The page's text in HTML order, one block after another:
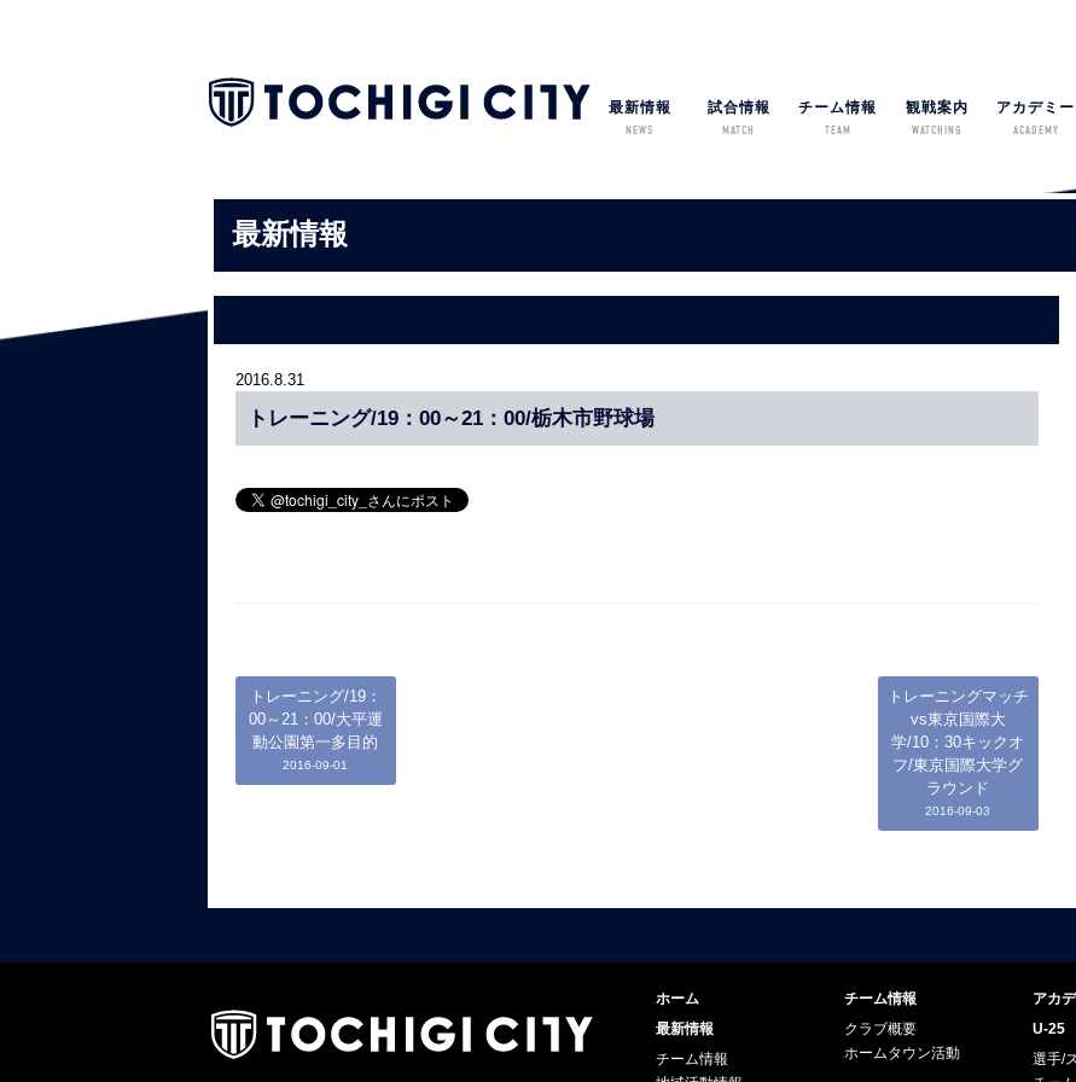
最新情報
NEWS
試合情報
MATCH
チーム情報
TEAM
観戦案内
WATCHING
アカデミー
ACADEMY
最新情報
2016.8.31
トレーニング/19：00～21：00/栃木市野球場
トレーニング/19：
00～21：00/大平運
動公園第一多目的
2016-09-01
トレーニングマッチ
vs東京国際大
学/10：30キックオ
フ/東京国際大学グ
ラウンド
2016-09-03
ホーム
最新情報
チーム情報
チーム情報
クラブ概要
ホームタウン活動
アカ
U-25
選手/